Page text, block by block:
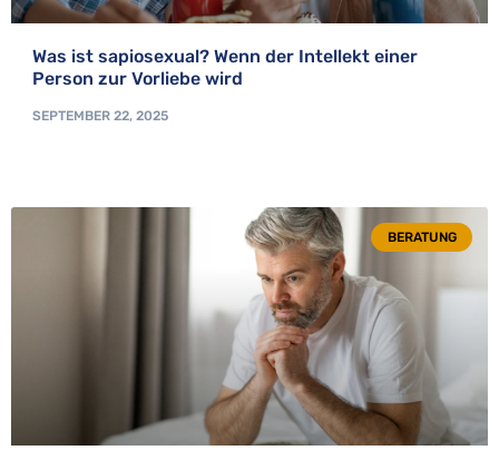
Was ist sapiosexual? Wenn der Intellekt einer
Person zur Vorliebe wird
SEPTEMBER 22, 2025
BERATUNG